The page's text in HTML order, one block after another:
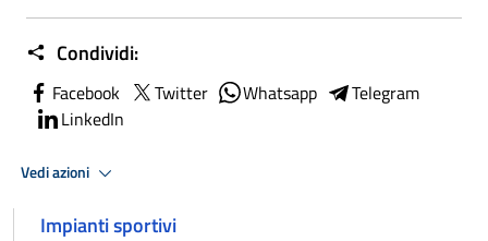
Condividi:
Facebook Twitter Whatsapp
Telegram
LinkedIn
Vedi azioni
Impianti sportivi